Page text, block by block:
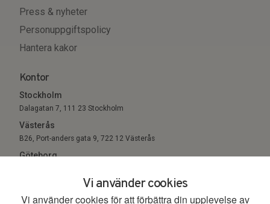
Vi använder cookies
Vi använder cookies för att förbättra din upplevelse av
Press & nyheter
Personuppgiftspolicy
Hantera kakor
Kontor
Stockholm
Dalagatan 7, 111 23 Stockholm
Västerås
B26, Port-anders gata 9, 722 12 Västerås
Göteborg